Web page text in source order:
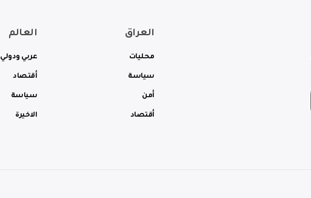
العراق
محليات
سياسة
أمن
أقتصاد
العالم
عربي ودولي
أقتصاد
سياسة
الاخيرة